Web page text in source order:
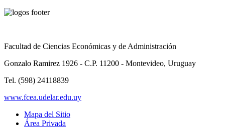
Facultad de Ciencias Económicas y de Administración
Gonzalo Ramirez 1926 - C.P. 11200 - Montevideo, Uruguay
Tel. (598) 24118839
www.fcea.udelar.edu.uy
Mapa del Sitio
Área Privada